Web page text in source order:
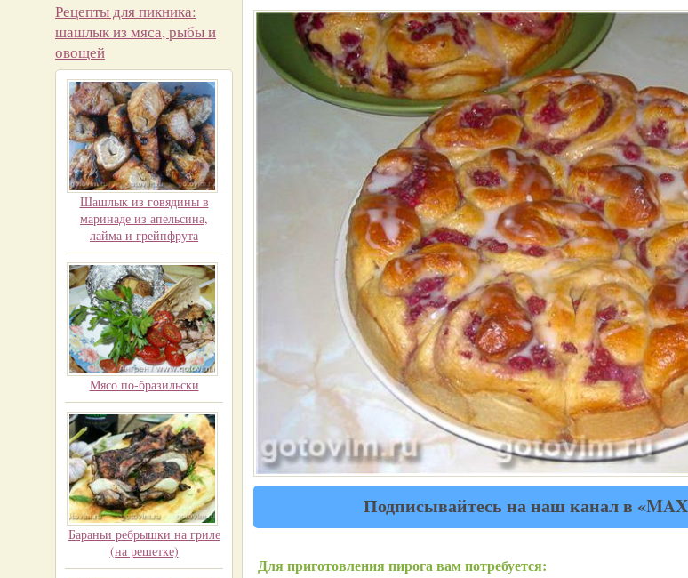
Рецепты для пикника:
шашлык из мяса, рыбы и
овощей
Шашлык из говядины в
маринаде из апельсина,
лайма и грейпфрута
Мясо по-бразильски
Бараньи ребрышки на гриле
(на решетке)
Подписывайтесь на наш канал в
Для приготовления пирога вам потребуется: